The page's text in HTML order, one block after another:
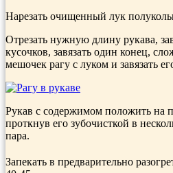
Нарезать очищенный лук
Отрезать нужную длину рукава,
кусочков, завязать один конец,
мешочек рагу с луком и завязать
Рукав с содержимом положить на
проткнув его зубочисткой в
пара.
Запекать в предварительно